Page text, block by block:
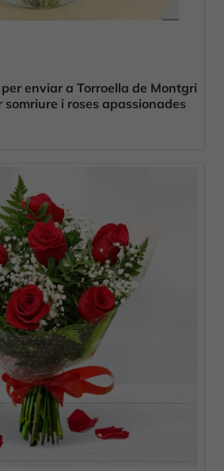
enviar a Torroella de Montgri
somriure i roses apassionades